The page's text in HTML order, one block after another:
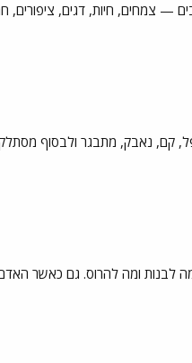
— צמחים, חיות, דגים, ציפורים,
קם, נאבק, מתבגר ולבסוף
ומה להרוס. גם כאשר